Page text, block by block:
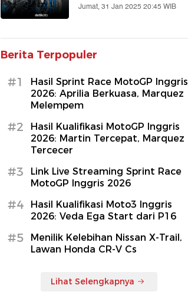
Jumat, 31 Jan 2025 20:45 WIB
Berita Terpopuler
#1
Hasil Sprint Race MotoGP Inggris
2026: Aprilia Berkuasa, Marquez
Melempem
#2
Hasil Kualifikasi MotoGP Inggris
2026: Martin Tercepat, Marquez
Tercecer
#3
Link Live Streaming Sprint Race
MotoGP Inggris 2026
#4
Hasil Kualifikasi Moto3 Inggris
2026: Veda Ega Start dari P16
#5
Menilik Kelebihan Nissan X-Trail,
Lawan Honda CR-V Cs
Lihat Selengkapnya